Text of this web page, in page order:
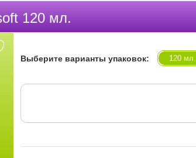
120 мл.
Выберите варианты упаковок: 120 мл.